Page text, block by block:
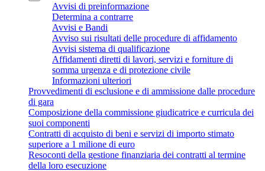
Avvisi di preinformazione
Determina a contrarre
Avvisi e Bandi
Avviso sui risultati delle procedure di affidamento
Avvisi sistema di qualificazione
Affidamenti diretti di lavori, servizi e forniture di
somma urgenza e di protezione civile
Informazioni ulteriori
Provvedimenti di esclusione e di ammissione dalle procedure
di gara
Composizione della commissione giudicatrice e curricula dei
suoi componenti
Contratti di acquisto di beni e servizi di importo stimato
superiore a 1 milione di euro
Resoconti della gestione finanziaria dei contratti al termine
della loro esecuzione